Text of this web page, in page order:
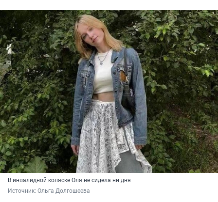
В инвалидной коляске Оля не сидела ни дня
Источник: Ольга Долгошеева